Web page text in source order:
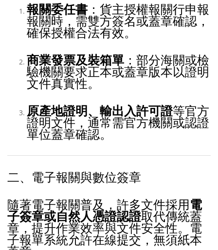
報關委任書 ：貨主授權報關行申報
報關時，需雙方簽名或蓋章確認，
確保授權合法有效。
商業發票及裝箱單 ：部分海關或檢
驗機關要求正本或蓋章版本以證明
文件真實性。
原產地證明、輸出入許可證等官方
證明文件，通常需官方機關或認證
單位蓋章確認。
二、電子報關與數位簽章
隨著電子報關普及，許多文件採用電
子簽章或自然人憑證認證取代傳統蓋
章，提升作業效率與文件安全性。電
子報單系統允許在線提交，無須紙本